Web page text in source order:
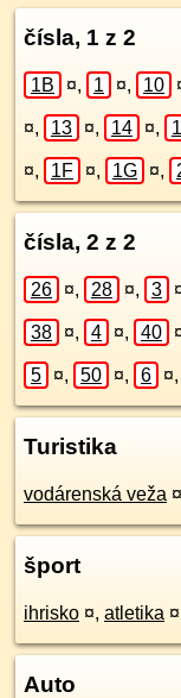
čísla, 1 z 2
1B ¤, 1 ¤, 10
¤, 13 ¤, 14 ¤,
¤, 1F ¤, 1G ¤,
čísla, 2 z 2
26 ¤, 28 ¤, 3
38 ¤, 4 ¤, 40
5 ¤, 50 ¤, 6 ¤,
Turistika
vodárenská veža ¤
šport
ihrisko ¤, atletika ¤
Auto